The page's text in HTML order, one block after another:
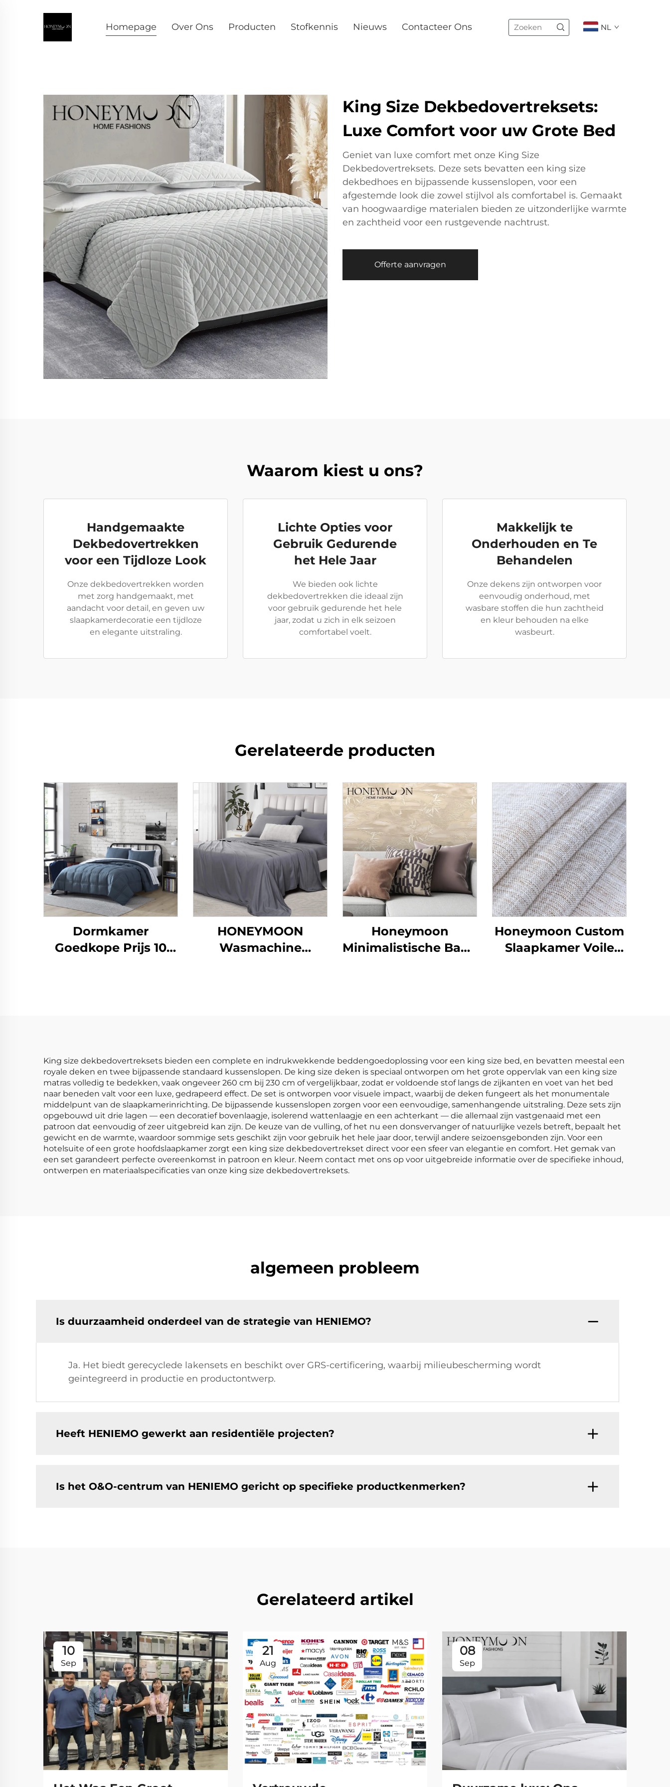
Homepage Over Ons Producten Stofkennis Nieuws Contacteer Ons NL
King Size Dekbedovertreksets:
Luxe Comfort voor uw Grote Bed
Geniet van luxe comfort met onze King Size
Dekbedovertreksets. Deze sets bevatten een king size
dekbedhoes en bijpassende kussenslopen, voor een
afgestemde look die zowel stijlvol als comfortabel is. Gemaakt
van hoogwaardige materialen bieden ze uitzonderlijke warmte
en zachtheid voor een rustgevende nachtrust.
Offerte aanvragen
Waarom kiest u ons?
Handgemaakte
Dekbedovertrekken
voor een Tijdloze Look
Onze dekbedovertrekken worden
met zorg handgemaakt, met
aandacht voor detail, en geven uw
slaapkamerdecoratie een tijdloze
en elegante uitstraling.
Lichte Opties voor
Gebruik Gedurende
het Hele Jaar
We bieden ook lichte
dekbedovertrekken die ideaal zijn
voor gebruik gedurende het hele
jaar, zodat u zich in elk seizoen
comfortabel voelt.
Makkelijk te
Onderhouden en Te
Behandelen
Onze dekens zijn ontworpen voor
eenvoudig onderhoud, met
wasbare stoffen die hun zachtheid
en kleur behouden na elke
wasbeurt.
Gerelateerde producten
Dormkamer
Goedkope Prijs 10
HONEYMOON
Wasmachine
Queen Size Designer
Laken
Honeymoon
Minimalistische Bank
Honeymoon Custom
Slaapkamer Voile
Thuis
King size dekbedovertreksets bieden een complete en indrukwekkende beddengoedoplossing voor een king size bed, en bevatten meestal een
royale deken en twee bijpassende standaard kussenslopen. De king size deken is speciaal ontworpen om het grote oppervlak van een king size
matras volledig te bedekken, vaak ongeveer 260 cm bij 230 cm of vergelijkbaar, zodat er voldoende stof langs de zijkanten en voet van het bed
naar beneden valt voor een luxe, gedrapeerd effect. De set is ontworpen voor visuele impact, waarbij de deken fungeert als het monumentale
middelpunt van de slaapkamerinrichting. De bijpassende kussenslopen zorgen voor een eenvoudige, samenhangende uitstraling. Deze sets zijn
opgebouwd uit drie lagen — een decoratief bovenlaagje, isolerend wattenlaagje en een achterkant — die allemaal zijn vastgenaaid met een
patroon dat eenvoudig of zeer uitgebreid kan zijn. De keuze van de vulling, of het nu een donsvervanger of natuurlijke vezels betreft, bepaalt het
gewicht en de warmte, waardoor sommige sets geschikt zijn voor gebruik het hele jaar door, terwijl andere seizoensgebonden zijn. Voor een
hotelsuite of een grote hoofdslaapkamer zorgt een king size dekbedovertrekset direct voor een sfeer van elegantie en comfort. Het gemak van
een set garandeert perfecte overeenkomst in patroon en kleur. Neem contact met ons op voor uitgebreide informatie over de specifieke inhoud,
ontwerpen en materiaalspecificaties van onze king size dekbedovertreksets.
algemeen probleem
Is duurzaamheid onderdeel van de strategie van HENIEMO?
Ja. Het biedt gerecyclede lakensets en beschikt over GRS-certificering, waarbij milieubescherming wordt
geïntegreerd in productie en productontwerp.
Heeft HENIEMO gewerkt aan residentiële projecten?
Is het O&O-centrum van HENIEMO gericht op specifieke productkenmerken?
Gerelateerd artikel
10
Sep
21
Aug
08
Sep